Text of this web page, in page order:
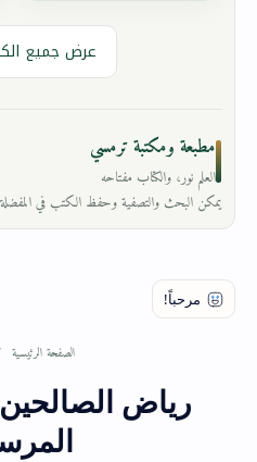
عرض جميع
مطبعة ومكتبة ترمسي
العلم نور، والكتاب مفتاحه
يمكن البحث والتصفية وحفظ الكتب في المفضلة
الصفحة الرئيسية
رياض